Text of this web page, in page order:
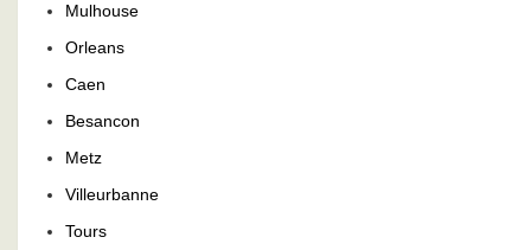
Mulhouse
Orleans
Caen
Besancon
Metz
Villeurbanne
Tours